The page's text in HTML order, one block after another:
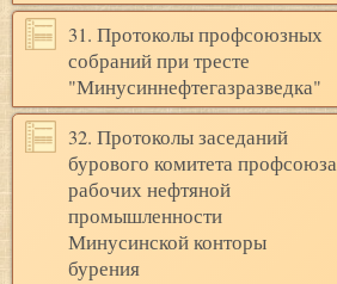
31. Протоколы профсоюзных
собраний при тресте
"Минусиннефтегазразведка"
32. Протоколы заседаний
бурового комитета профсоюза
рабочих нефтяной
промышленности
Минусинской конторы
бурения